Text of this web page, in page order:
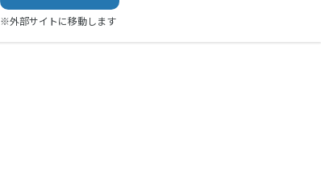
※外部サイトに移動します